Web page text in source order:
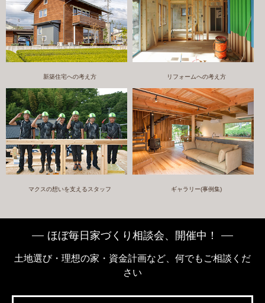
新築住宅への考え方 リフォームへの考え方
マクスの想いを支えるスタッフ ギャラリー(事例集)
ほぼ毎日家づくり相談会、開催中！
土地選び・理想の家・資金計画など、何でもご相談くだ
さい